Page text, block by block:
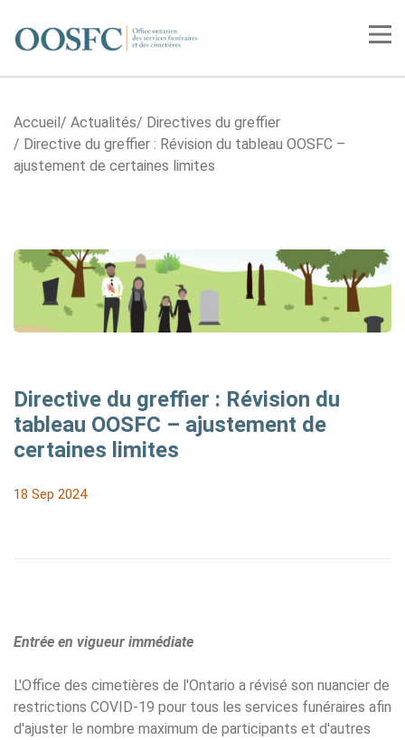
Accueil
Accueil Actualités
Directives du greffier
Directive du greffier : Révision du tableau OOSFC –
ajustement de certaines limites
Directive du greffier : Révision du
tableau OOSFC – ajustement de
certaines limites
18 Sep 2024
Entrée en vigueur immédiate
L'Office des cimetières de l'Ontario a révisé son nuancier de
restrictions COVID-19 pour tous les services funéraires afin
d'ajuster le nombre maximum de participants et d'autres